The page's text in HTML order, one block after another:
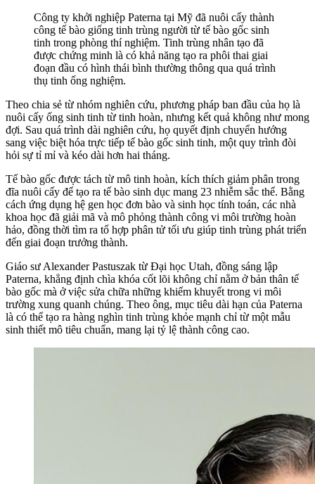
Công ty khởi nghiệp Paterna tại Mỹ đã nuôi cấy thành
công tế bào giống tinh trùng người từ tế bào gốc sinh
tinh trong phòng thí nghiệm. Tinh trùng nhân tạo đã
được chứng minh là có khả năng tạo ra phôi thai giai
đoạn đầu có hình thái bình thường thông qua quá trình
thụ tinh ống nghiệm.
Theo chia sẻ từ nhóm nghiên cứu, phương pháp ban đầu của họ là
nuôi cấy ống sinh tinh từ tinh hoàn, nhưng kết quả không như mong
đợi. Sau quá trình dài nghiên cứu, họ quyết định chuyển hướng
sang việc biệt hóa trực tiếp tế bào gốc sinh tinh, một quy trình đòi
hỏi sự tỉ mỉ và kéo dài hơn hai tháng.
Tế bào gốc được tách từ mô tinh hoàn, kích thích giảm phân trong
đĩa nuôi cấy để tạo ra tế bào sinh dục mang 23 nhiễm sắc thể. Bằng
cách ứng dụng hệ gen học đơn bào và sinh học tính toán, các nhà
khoa học đã giải mã và mô phỏng thành công vi môi trường hoàn
hảo, đồng thời tìm ra tổ hợp phân tử tối ưu giúp tinh trùng phát triển
đến giai đoạn trưởng thành.
Giáo sư Alexander Pastuszak từ Đại học Utah, đồng sáng lập
Paterna, khẳng định chìa khóa cốt lõi không chỉ nằm ở bản thân tế
bào gốc mà ở việc sửa chữa những khiếm khuyết trong vi môi
trường xung quanh chúng. Theo ông, mục tiêu dài hạn của Paterna
là có thể tạo ra hàng nghìn tinh trùng khỏe mạnh chỉ từ một mẫu
sinh thiết mô tiêu chuẩn, mang lại tỷ lệ thành công cao.